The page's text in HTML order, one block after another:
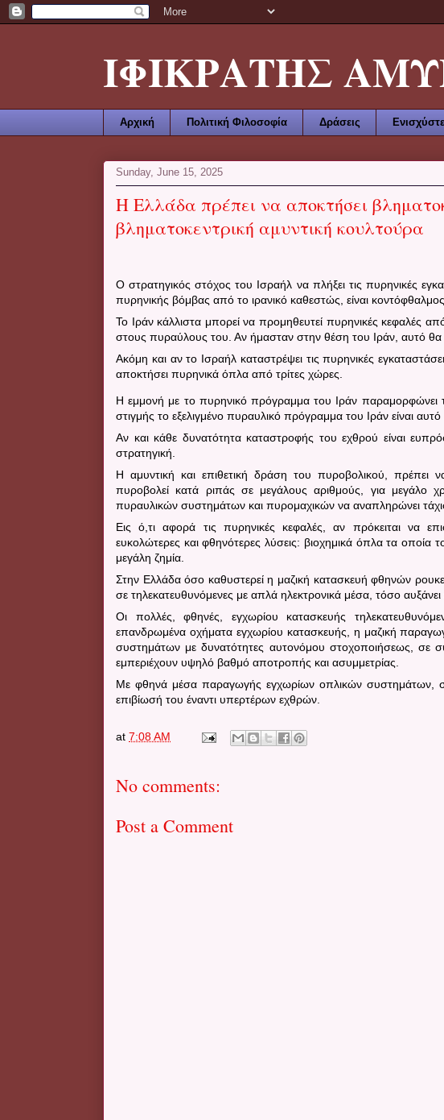
ΙΦΙΚΡΑΤΗΣ
Αρχική Πολιτική Φιλοσοφία Δράσεις
Sunday, June 15, 2025
Η Ελλάδα πρέπει να αποκτήσει
βληματοκεντρική αμυντική κουλτούρα
Ο στρατηγικός στόχος του Ισραήλ να πλήξει τις πυρηνικές
πυρηνικής βόμβας από το ιρανικό καθεστώς, είναι
Το Ιράν κάλλιστα μπορεί να προμηθευτεί πυρηνικές κεφαλές
στους πυραύλους του. Αν ήμασταν στην θέση του Ιράν, αυτό θα
Ακόμη και αν το Ισραήλ καταστρέψει τις πυρηνικές
αποκτήσει πυρηνικά όπλα από τρίτες χώρες.
Η εμμονή με το πυρηνικό πρόγραμμα του Ιράν παραμορφώνει
στιγμής το εξελιγμένο πυραυλικό πρόγραμμα του Ιράν είναι
Αν και κάθε δυνατότητα καταστροφής του εχθρού είναι
στρατηγική.
Η αμυντική και επιθετική δράση του πυροβολικού, πρέπει
πυροβολεί κατά ριπάς σε μεγάλους αριθμούς, για μεγάλο
πυραυλικών συστημάτων και πυρομαχικών να αναπληρώνει
Εις ό,τι αφορά τις πυρηνικές κεφαλές, αν πρόκειται να
ευκολώτερες και φθηνότερες λύσεις: βιοχημικά όπλα τα
μεγάλη ζημία.
Στην Ελλάδα όσο καθυστερεί η μαζική κατασκευή φθηνών
σε τηλεκατευθυνόμενες με απλά ηλεκτρονικά μέσα, τόσο
Οι πολλές, φθηνές, εγχωρίου κατασκευής
επανδρωμένα οχήματα εγχωρίου κατασκευής, η μαζική
συστημάτων με δυνατότητες αυτονόμου στοχοποιήσεως,
εμπεριέχουν υψηλό βαθμό αποτροπής και ασυμμετρίας.
Με φθηνά μέσα παραγωγής εγχωρίων οπλικών συστημάτων,
επιβίωσή του έναντι υπερτέρων εχθρών.
at 7:08 AM
No comments:
Post a Comment